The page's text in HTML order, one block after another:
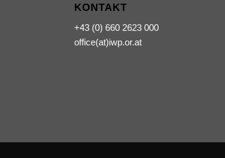
KONTAKT
+43 (0) 660 2623 000
office(at)iwp.or.at